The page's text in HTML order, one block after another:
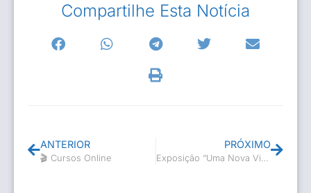
Compartilhe Esta Notícia
ANTERIOR
🎬 Cursos Online
PRÓXIMO